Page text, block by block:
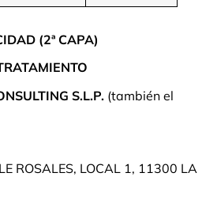
(2ª CAPA)
S.L.P. (también el
ROSALES, LOCAL 1, 11300 LA